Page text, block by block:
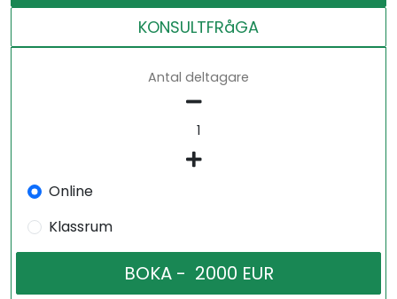
KONSULTFRåGA
Antal deltagare
Online
Klassrum